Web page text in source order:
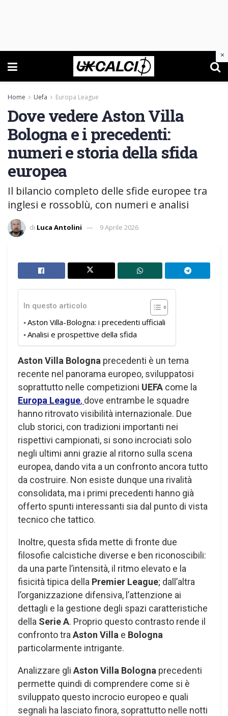
Home Uefa Europa League
Dove vedere Aston Villa
Bologna e i precedenti:
numeri e storia della sfida
europea
Il bilancio completo delle sfide europee tra
inglesi e rossoblù, con numeri e analisi
di Luca Antolini 9 Aprile 2026
In questo articolo
Aston Villa-Bologna: i precedenti ufficiali
Analisi e prospettive della sfida
Aston Villa Bologna precedenti è un tema
recente nel panorama europeo, sviluppatosi
soprattutto nelle competizioni UEFA come la
Europa League, dove entrambe le squadre
hanno ritrovato visibilità internazionale. Due
club storici, con tradizioni importanti nei
rispettivi campionati, si sono incrociati solo
negli ultimi anni grazie al ritorno sulla scena
europea, dando vita a un confronto ancora tutto
da costruire. Non esiste dunque una rivalità
consolidata, ma i primi precedenti hanno già
offerto spunti interessanti sia dal punto di vista
tecnico che tattico.
Inoltre, questa sfida mette di fronte due
filosofie calcistiche diverse e ben riconoscibili:
da una parte l’intensità, il ritmo elevato e la
fisicità tipica della Premier League; dall’altra
l’organizzazione difensiva, l’attenzione ai
dettagli e la gestione degli spazi caratteristiche
della Serie A. Proprio questo contrasto rende il
confronto tra Aston Villa e Bologna
particolarmente intrigante.
Analizzare gli Aston Villa Bologna precedenti
permette quindi di comprendere come si è
sviluppato questo incrocio europeo e quali
segnali ha lasciato finora, soprattutto nelle notti
×